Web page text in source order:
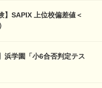
】SAPIX 上位校偏差値＜
浜学園「小6合否判定テス